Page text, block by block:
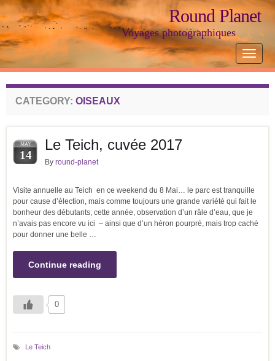
Toggle
Round Planet
Voyages photographiques
CATEGORY: OISEAUX
MAY
14
Le Teich, cuvée 2017
By round-planet
Visite annuelle au Teich en ce weekend du 8 Mai… le parc est tranquille
pour cause d’élection, mais comme toujours une grande variété qui fait le
bonheur des débutants; cette année, observation d’un râle d’eau, que je
n’avais pas encore vu ici – ainsi que d’un héron pourpré, mais trop caché
pour donner une belle …
Continue reading
0
Le Teich